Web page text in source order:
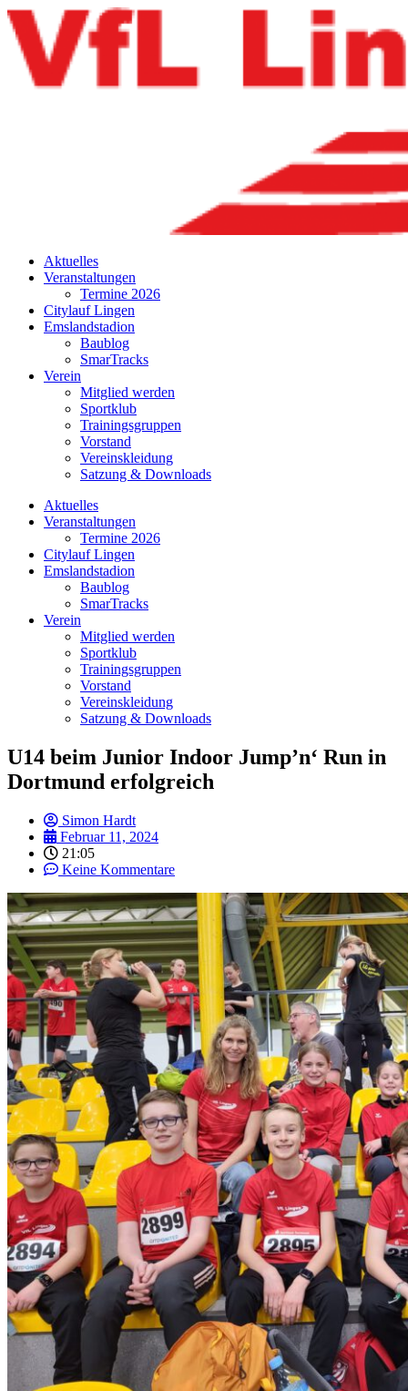
Aktuelles
Veranstaltungen
Termine 2026
Citylauf Lingen
Emslandstadion
Baublog
SmarTracks
Verein
Mitglied werden
Sportklub
Trainingsgruppen
Vorstand
Vereinskleidung
Satzung & Downloads
Aktuelles
Veranstaltungen
Termine 2026
Citylauf Lingen
Emslandstadion
Baublog
SmarTracks
Verein
Mitglied werden
Sportklub
Trainingsgruppen
Vorstand
Vereinskleidung
Satzung & Downloads
U14 beim Junior Indoor Jump’n‘ Run in
Dortmund erfolgreich
Simon Hardt
Februar 11, 2024
21:05
Keine Kommentare